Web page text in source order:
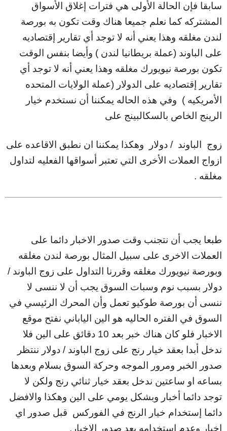
سابقا فإن الحالة الأولى هي فترات إغلاق الأسواق
المشتركه كما نعلم جميعا هناك وقت تكون به بورصة
لندن مغلقه وهذا يعني أنه لا توجد أي تقارير إقتصاديه
على الباوند (عملة بريطانيا لندن ) وأيضا بنفس الوقت
تكون بورصة نيويورك مغلقه وهذا يعني أنه لا توجد أي
تقارير إقتصاديه على الدولار (عملة الولايات المتحده
الأمريكيه ) وفي هذه الحاله يمكننا أن نستخدم خيار
الرينج الخاص بالسكالبينج على
زوج الباوند / دولار وهكذا يمكننا ان نطبق الاقاعده على
ازواج العملات الأخرى التي تعتبر أسواقها الفعليه لتداول
مغلقه .
طبعا يجب أن نتجنب وقت صدور الاخبار دائما على
العملات الاخرى على سبيل المثال بورصة لندن مغلقه
وبورصة نيويورك مغلقه وقررنا التداول على زوج الباوند /
دولار بسبب نوم وسبات السوق يجب أن لا ننسى لا
ننسى أن بورصة طوكيو تعمل وأن المحرك الرئيسي في
السوق في الفتره الحاليه هو الين الياباني نفتح موقع
الاخبار فلو كان هناك خبر بعد 10 دقائق على الين فلا
ندخل أبدا بعقد خيار رنج على زوج الباوند / دولار ننتظر
صدور الخبر ومرور الموجه وحركة السوق بسلام وبعدها
بساعه او ساعتين ندخل بعقد خيار ثنائي رنج ولكن لا
توجد دائما أخبار وبشكل يومي على الين وهكذا والافضل
دائما إستخدام خيار الرنج في الفوركس قبل صدور اي
اخبار وعدم استخدامه بعد صدور الاخبار.